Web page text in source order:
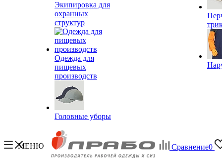
Экипировка для
охранных
структур
Одежда для
пищевых
производств
Головные уборы
МЕНЮ Сравнение0